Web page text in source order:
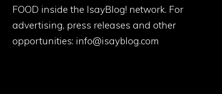
FOOD inside the IsayBlog! network. For
advertising, press releases and other
opportunities: info@isayblog.com